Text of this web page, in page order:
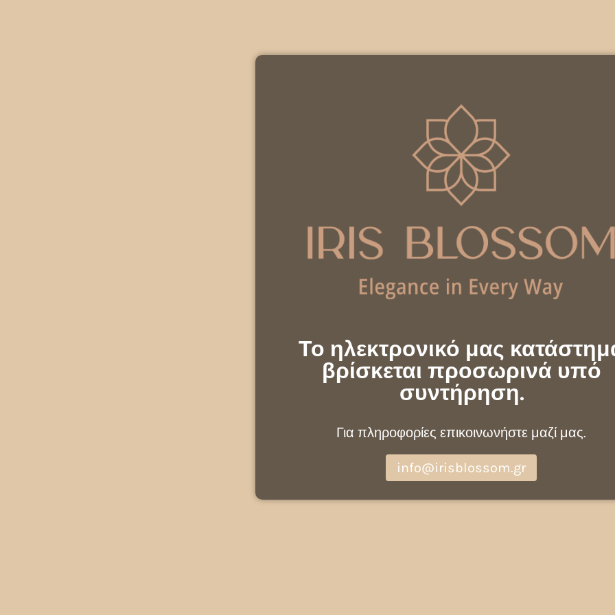
Το ηλεκτρονικό μας
βρίσκεται προσωρινά υπό
συντήρηση.
Για πληροφορίες επικοινωνήστε μαζί μας.
info@irisblossom.gr